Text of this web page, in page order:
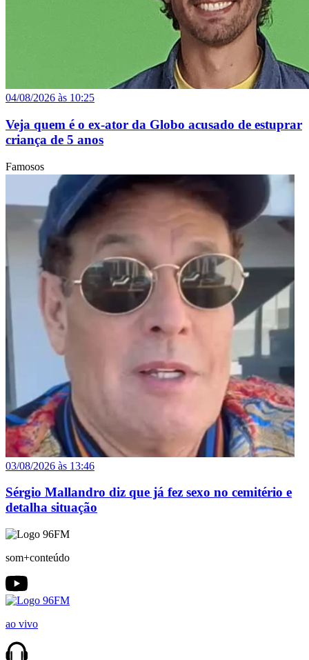
04/08/2026 às 10:25
Veja quem é o ex-ator da Globo acusado de estuprar
criança de 5 anos
Famosos
03/08/2026 às 13:46
Sérgio Mallandro diz que já fez sexo no cemitério e
detalha situação
som+conteúdo
ao vivo